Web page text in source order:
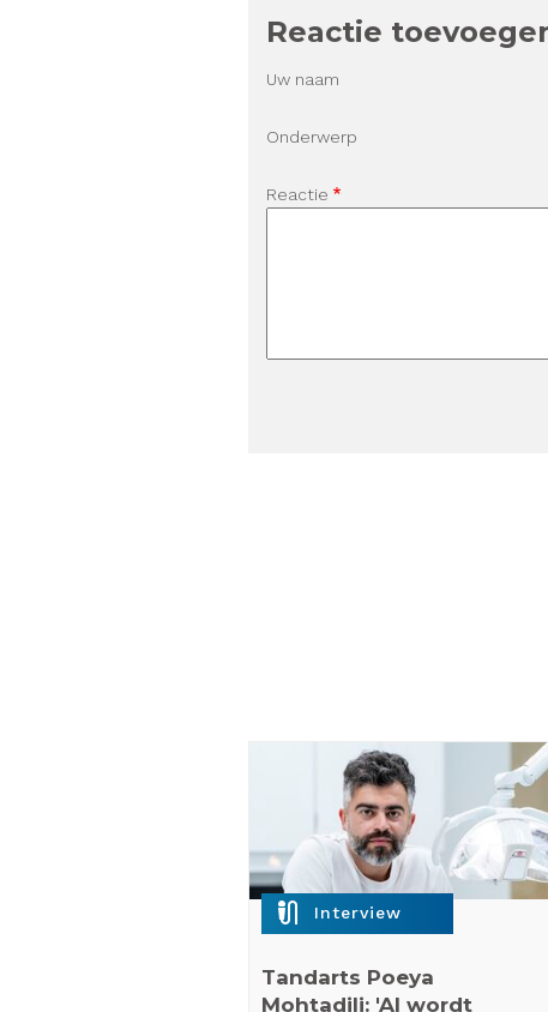
Reactie
Uw naam
Onderwerp
Reactie
mic_external_on Interview
Tandarts Poeya
Mohtadili: 'AI wordt